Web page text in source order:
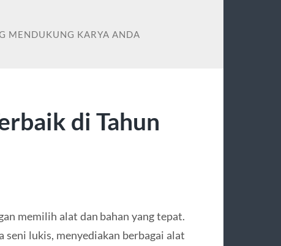
MENDUKUNG KARYA ANDA
di Tahun
memilih alat dan bahan yang tepat.
seni lukis, menyediakan berbagai alat